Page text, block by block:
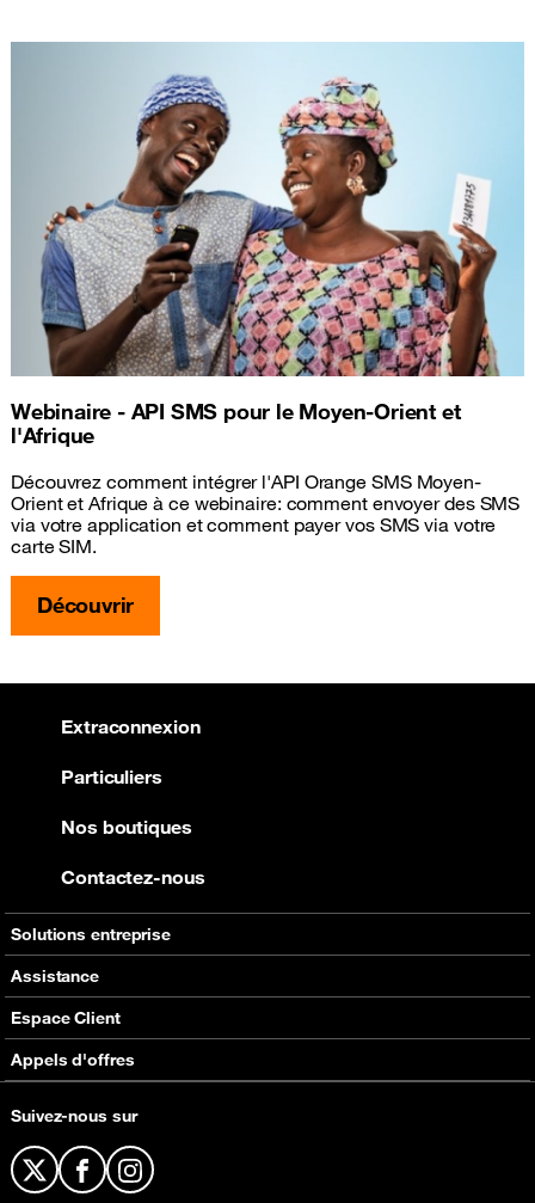
Webinaire - API SMS pour le Moyen-Orient et
l'Afrique
Découvrez comment intégrer l'API Orange SMS Moyen-
Orient et Afrique à ce webinaire: comment envoyer des SMS
via votre application et comment payer vos SMS via votre
carte SIM.
Découvrir
Suivez-nous sur
X FacebookInstagram
Solutions entreprise
Services à valeur ajoutée
Orange Money
Equipements
Assistance
Contactez-nous
Plus d'assistance
Espace Client
Self Care
Réabonnement à la Fibre
Appels d'offres
Extraconnexion
Particuliers
Nos boutiques
Contactez-nous